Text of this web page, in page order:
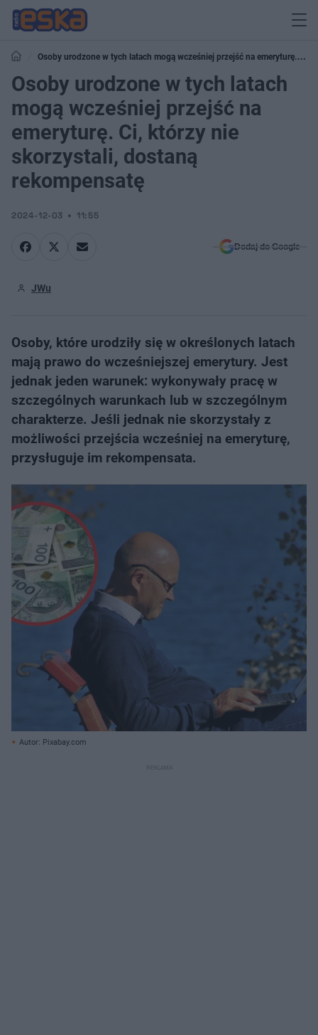
Osoby urodzone w tych latach mogą wcześniej przejść na emeryturę. Ci,
którzy nie skorzystali, dostaną rekompensatę
Osoby urodzone w tych latach
mogą wcześniej przejść na
emeryturę. Ci, którzy nie
skorzystali, dostaną
rekompensatę
2024-12-03 11:55
Dodaj do Google
JWu
Osoby, które urodziły się w określonych latach
mają prawo do wcześniejszej emerytury. Jest
jednak jeden warunek: wykonywały pracę w
szczególnych warunkach lub w szczególnym
charakterze. Jeśli jednak nie skorzystały z
możliwości przejścia wcześniej na emeryturę,
przysługuje im rekompensata.
Autor: Pixabay.com